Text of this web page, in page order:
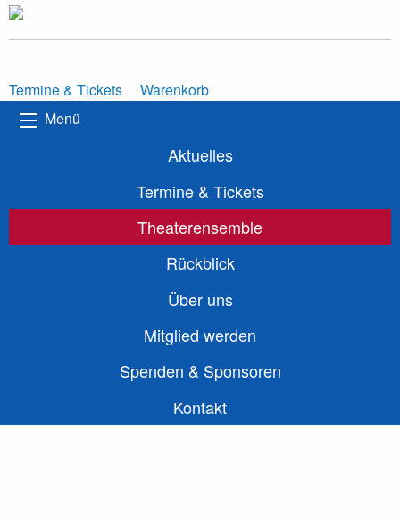
Termine & Tickets
Warenkorb
Menü
Aktuelles
Termine & Tickets
Theaterensemble
Rückblick
Über uns
Mitglied werden
Spenden & Sponsoren
Kontakt